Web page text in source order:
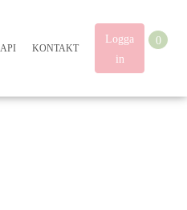
KONTAKT
Logga
in
0